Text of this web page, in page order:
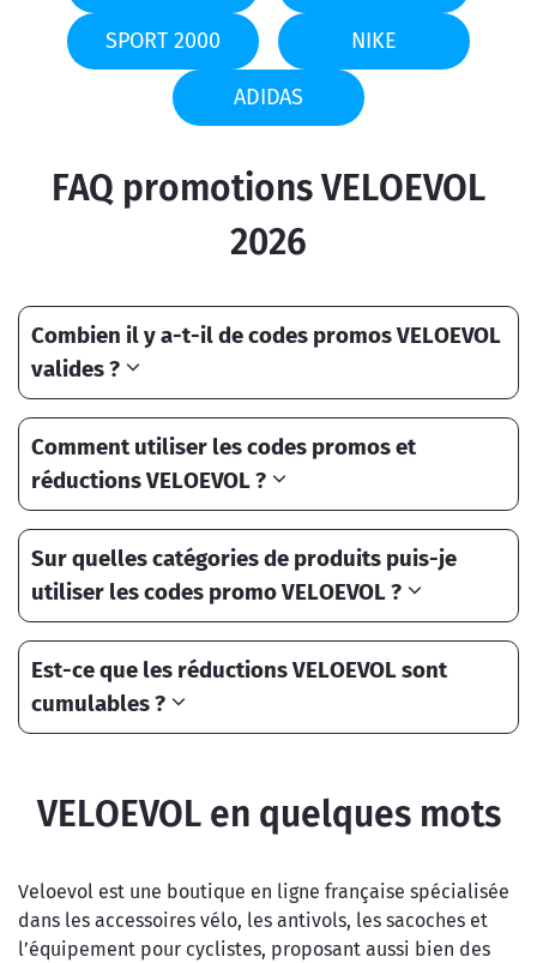
SPORT 2000 NIKE
ADIDAS
FAQ promotions VELOEVOL
2026
Combien il y a-t-il de codes promos VELOEVOL
valides ?
Comment utiliser les codes promos et
réductions VELOEVOL ?
Sur quelles catégories de produits puis-je
utiliser les codes promo VELOEVOL ?
Est-ce que les réductions VELOEVOL sont
cumulables ?
VELOEVOL en quelques mots
Veloevol est une boutique en ligne française spécialisée
dans les accessoires vélo, les antivols, les sacoches et
l’équipement pour cyclistes, proposant aussi bien des